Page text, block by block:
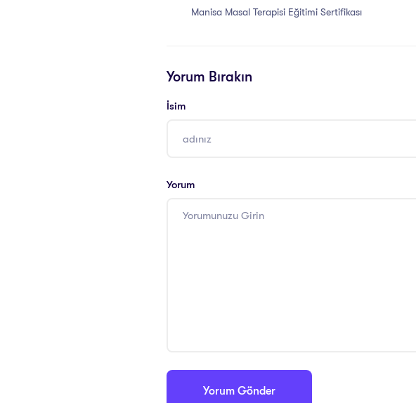
Manisa Masal Terapisi Eğitimi Sertifikası
Yorum Bırakın
İsim
Yorum